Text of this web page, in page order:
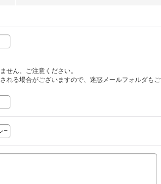
せん。ご注意ください。
れる場合がございますので、迷惑メールフォルダもご